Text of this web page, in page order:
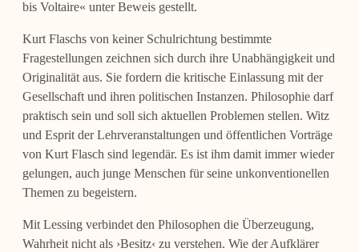
bis Voltaire« unter Beweis gestellt.
Kurt Flaschs von keiner Schulrichtung bestimmte
Fragestellungen zeichnen sich durch ihre Unabhängigkeit und
Originalität aus. Sie fordern die kritische Einlassung mit der
Gesellschaft und ihren politischen Instanzen. Philosophie darf
praktisch sein und soll sich aktuellen Problemen stellen. Witz
und Esprit der Lehrveranstaltungen und öffentlichen Vorträge
von Kurt Flasch sind legendär. Es ist ihm damit immer wieder
gelungen, auch junge Menschen für seine unkonventionellen
Themen zu begeistern.
Mit Lessing verbindet den Philosophen die Überzeugung,
Wahrheit nicht als ›Besitz‹ zu verstehen. Wie der Aufklärer